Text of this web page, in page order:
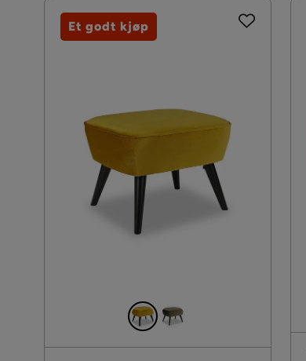
Et godt kjøp